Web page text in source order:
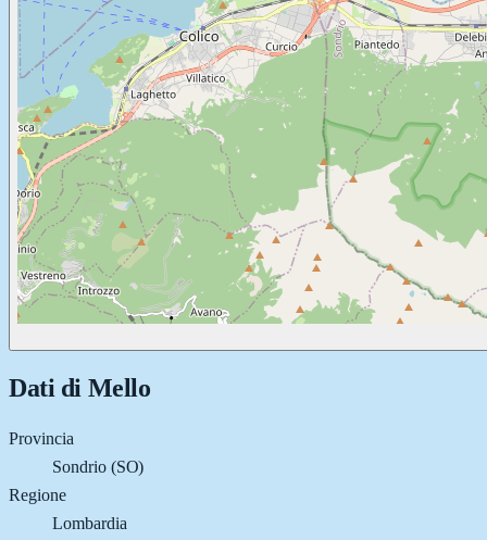
Dati di Mello
Provincia
Sondrio (SO)
Regione
Lombardia